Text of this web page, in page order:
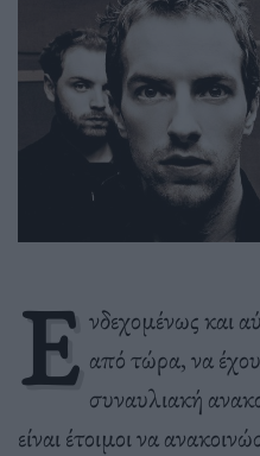
Ε νδεχομένως και
από τώρα, να
συναυλιακή
είναι έτοιμοι να